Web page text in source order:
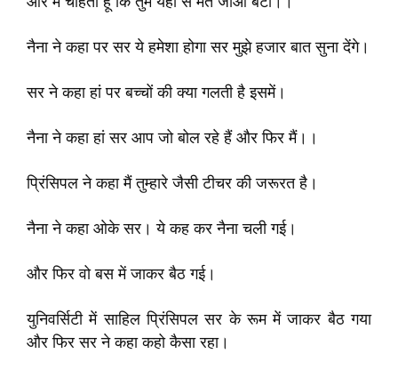
नैना ने कहा पर सर ये हमेशा होगा सर मुझे हजार बात सुना देंगे।
सर ने कहा हां पर बच्चों की क्या गलती है इसमें।
नैना ने कहा हां सर आप जो बोल रहे हैं और फिर मैं।।
प्रिंसिपल ने कहा मैं तुम्हारे जैसी टीचर की जरूरत है।
नैना ने कहा ओके सर। ये कह कर नैना चली गई।
और फिर वो बस में जाकर बैठ गई।
युनिवर्सिटी में साहिल प्रिंसिपल सर के रूम में जाकर बैठ गया
और फिर सर ने कहा कहो कैसा रहा।